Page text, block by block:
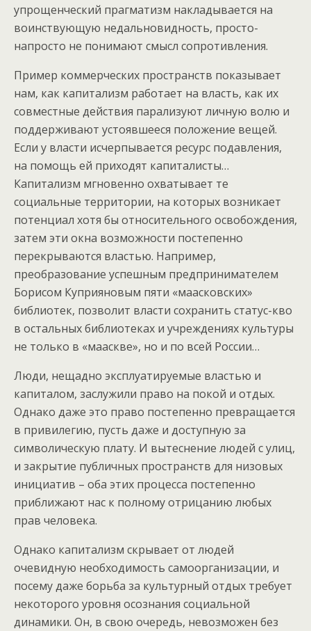
упрощенческий прагматизм накладывается на
воинствующую недальновидность, просто-
напросто не понимают смысл сопротивления.
Пример коммерческих пространств показывает
нам, как капитализм работает на власть, как их
совместные действия парализуют личную волю и
поддерживают устоявшееся положение вещей.
Если у власти исчерпывается ресурс подавления,
на помощь ей приходят капиталисты…
Капитализм мгновенно охватывает те
социальные территории, на которых возникает
потенциал хотя бы относительного освобождения,
затем эти окна возможности постепенно
перекрываются властью. Например,
преобразование успешным предпринимателем
Борисом Куприяновым пяти «маасковских»
библиотек, позволит власти сохранить статус-кво
в остальных библиотеках и учреждениях культуры
не только в «мааскве», но и по всей России…
Люди, нещадно эксплуатируемые властью и
капиталом, заслужили право на покой и отдых.
Однако даже это право постепенно превращается
в привилегию, пусть даже и доступную за
символическую плату. И вытеснение людей с улиц,
и закрытие публичных пространств для низовых
инициатив – оба этих процесса постепенно
приближают нас к полному отрицанию любых
прав человека.
Однако капитализм скрывает от людей
очевидную необходимость самоорганизации, и
посему даже борьба за культурный отдых требует
некоторого уровня осознания социальной
динамики. Он, в свою очередь, невозможен без